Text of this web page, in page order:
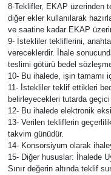
8-Teklifler, EKAP üzerinden
diğer ekler kullanılarak
ve saatine kadar EKAP
9- İstekliler tekliflerini,
vereceklerdir. İhale
teslimi götürü bedel
10- Bu ihalede, işin tamamı
11- İstekliler teklif ettikleri
belirleyecekleri tutarda
12- Bu ihalede elektronik
13- Verilen tekliflerin
takvim günüdür.
14- Konsorsiyum olarak
15- Diğer hususlar: İhalede
Sınır değerin altında teklif